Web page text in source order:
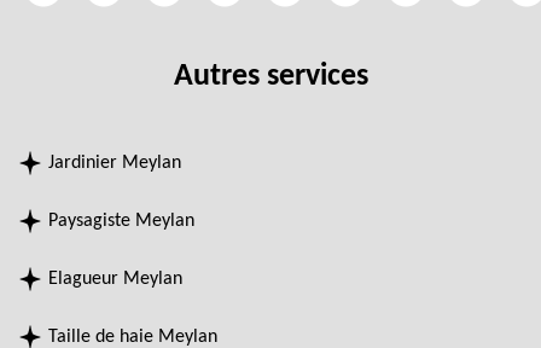
Autres services
Jardinier Meylan
Paysagiste Meylan
Elagueur Meylan
Taille de haie Meylan